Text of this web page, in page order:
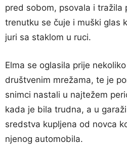
pred sobom, psovala i tražila
trenutku se čuje i muški glas
juri sa staklom u ruci.
Elma se oglasila prije
društvenim mrežama, te je
snimci nastali u najtežem
kada je bila trudna, a u
sredstva kupljena od novca
njenog automobila.